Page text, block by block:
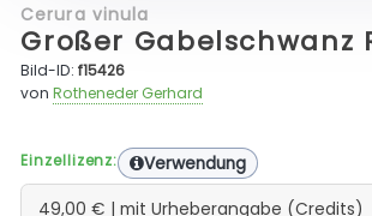
Cerura vinula
Großer Gabelschwanz
Bild-ID:f15426
vonRotheneder Gerhard
Einzellizenz: Verwendung